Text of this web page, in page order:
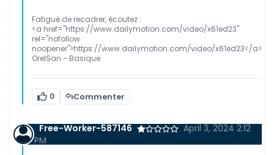
Fatigué de recadrer, écoutez :
<a href="https://www.dailymotion.com/video/x61ed23"
rel="nofollow
noopener">https://www.dailymotion.com/video/x61ed23</a>
OrelSan - Basique
0 Commenter
Free-Worker-587146
April 3, 2024 2:12
PM